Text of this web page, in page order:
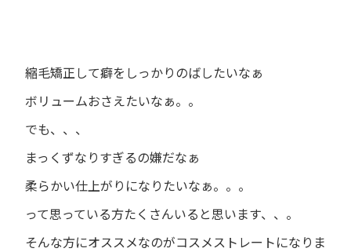
縮毛矯正して癖をしっかりのばしたいなぁ
ボリュームおさえたいなぁ。。
でも、、、
まっくずなりすぎるの嫌だなぁ
柔らかい仕上がりになりたいなぁ。。。
って思っている方たくさんいると思います、、。
そんな方にオススメなのがコスメストレートになりま